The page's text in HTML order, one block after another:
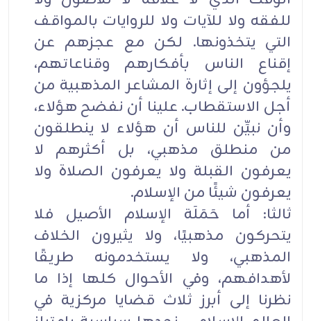
للفقه ولا للآيات ولا للروايات بالمواقف
التي يتخذونها. لكن مع عجزهم عن
إقناع الناس بأفكارهم وقناعاتهم،
يلجؤون إلى إثارة المشاعر المذهبية من
أجل الاستقطاب. علينا أن نفضح هؤلاء،
وأن نبيِّن للناس أن هؤلاء لا ينطلقون
من منطلق مذهبي، بل أكثرهم لا
يعرفون القبلة ولا يعرفون الصلاة ولا
يعرفون شيئًا من الإسلام.
ثالثا: أما حَمَلَة الإسلام الأصيل فلا
يتحركون مذهبيًا، ولا يثيرون الخلاف
المذهبي، ولا يستخدمونه طريقًا
لأهدافهم، وفي الأحوال كلها إذا ما
نظرنا إلى أبرز ثلاث قضايا مركزية في